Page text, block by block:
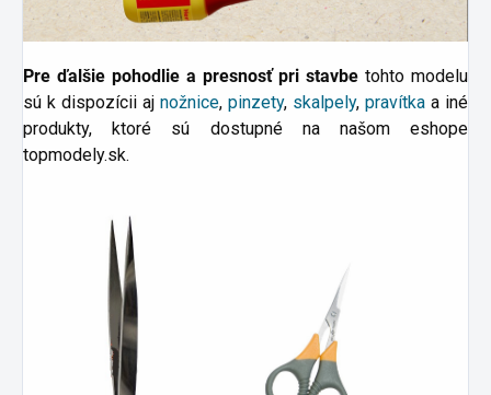
Pre ďalšie pohodlie a presnosť pri stavbe tohto modelu
sú k dispozícii aj nožnice, pinzety, skalpely, pravítka a iné
produkty, ktoré sú dostupné na našom eshope
topmodely.sk.